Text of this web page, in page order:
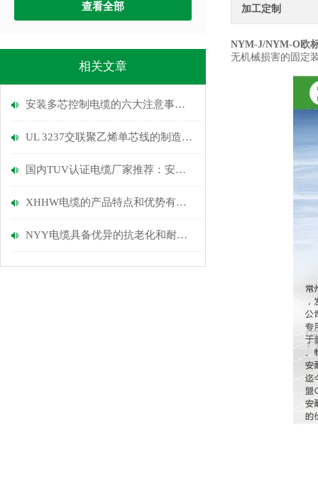
查看全部
相关文章
安装多芯控制电缆的六大注意事项说明
UL 3237交联聚乙烯单芯线的制造工艺和使用范围介绍
国内TUV认证电缆厂家推荐：安耐特凭借过硬质量赢得市场好口碑
XHHW电缆的产品特点和优势有哪些呢？
NYY电缆具备优异的抗老化和耐磨损性能
加工定制
NYM-J/NYM-O欧
无机械损害的固定